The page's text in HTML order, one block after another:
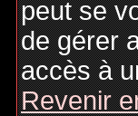
peut se
de gérer
accès à
Revenir